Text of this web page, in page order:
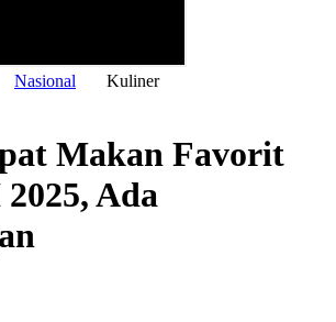
Nasional
Kuliner
Makan Favorit
Ada